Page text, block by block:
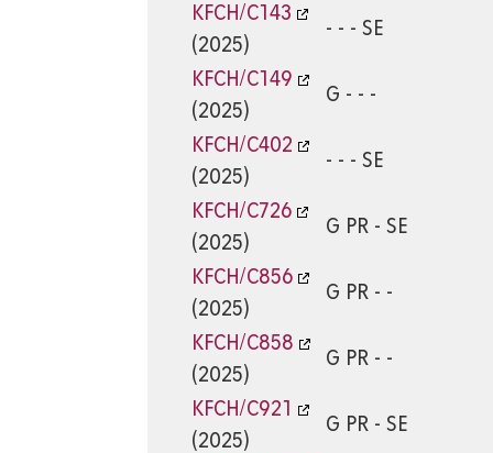
KFCH/C143
(2025)
- - - SE
KFCH/C149
(2025)
G - - -
KFCH/C402
(2025)
- - - SE
KFCH/C726
(2025)
G PR - SE
KFCH/C856
(2025)
G PR - -
KFCH/C858
(2025)
G PR - -
KFCH/C921
(2025)
G PR - SE